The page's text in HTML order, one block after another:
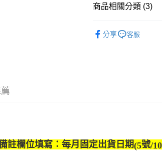
免運活動
商品相關分類 (3)
分享 客服
註欄位填寫：每月固定出貨日期(5號/10